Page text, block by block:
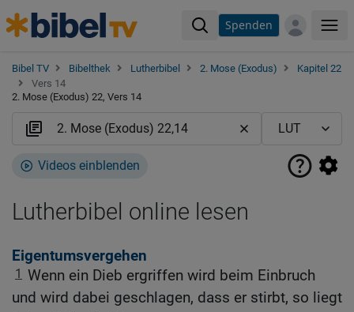
Spenden
Bibel TV Bibelthek Lutherbibel 2. Mose (Exodus)
Kapitel 22
Vers 14
2. Mose (Exodus) 22, Vers 14
Videos einblenden
Lutherbibel online lesen
Eigentumsvergehen
1 Wenn ein Dieb ergriffen wird beim Einbruch
und wird dabei geschlagen, dass er stirbt, so liegt